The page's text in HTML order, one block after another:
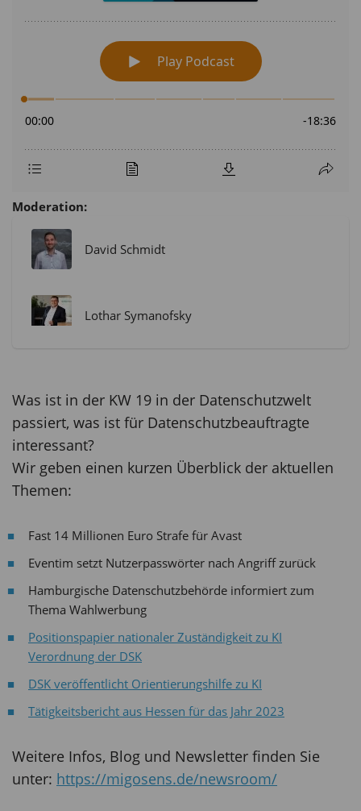
Moderation:
David Schmidt
Lothar Symanofsky
Was ist in der KW 19 in der Datenschutzwelt
passiert, was ist für Datenschutzbeauftragte
interessant?
Wir geben einen kurzen Überblick der aktuellen
Themen:
Fast 14 Millionen Euro Strafe für Avast
Eventim setzt Nutzerpasswörter nach Angriff zurück
Hamburgische Datenschutzbehörde informiert zum
Thema Wahlwerbung
Positionspapier nationaler Zuständigkeit zu KI
Verordnung der DSK
DSK veröffentlicht Orientierungshilfe zu KI
Tätigkeitsbericht aus Hessen für das Jahr 2023
Weitere Infos, Blog und Newsletter finden Sie
unter: https://migosens.de/newsroom/